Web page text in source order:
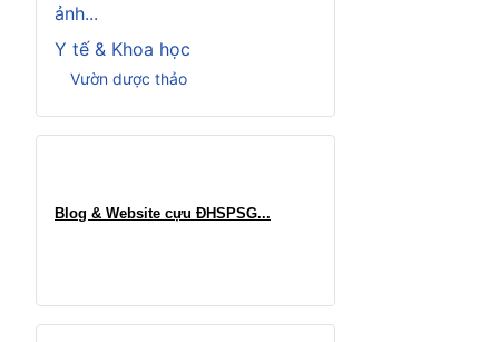
ảnh...
Y tế & Khoa học
Vườn dược thảo
Blog & Website cựu ĐHSPSG...